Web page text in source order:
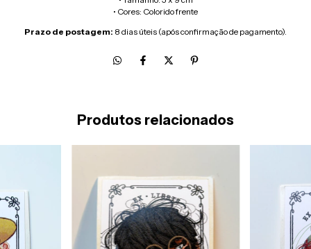
• Cores: Colorido frente
Prazo de postagem: 8 dias úteis (após confirmação de pagamento).
Produtos relacionados